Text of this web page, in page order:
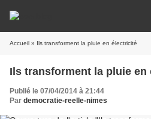
Accueil » Ils transforment la pluie en électricité
Ils transforment la pluie en
Publié le 07/04/2014 à 21:44
Par democratie-reelle-nimes